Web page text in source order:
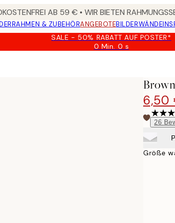
AB 59 € • WIR BIETEN
RAHMEN & ZUBEHÖRANGEBOTEBILDERWÄNDE
SALE - 50% RABATT AUF POSTER*
0 Min. 0 s
Gültig
6,50
26
Größe